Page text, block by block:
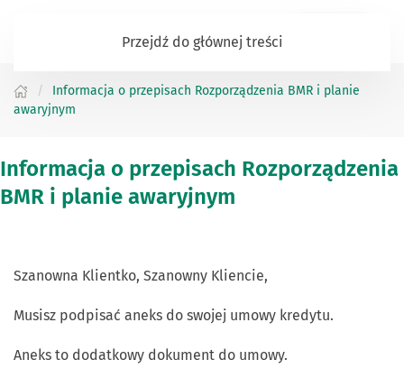
Przejdź do głównej treści
Informacja o przepisach Rozporządzenia BMR i planie
awaryjnym
Informacja o przepisach Rozporządzenia
BMR i planie awaryjnym
Szanowna Klientko, Szanowny Kliencie,
Musisz podpisać aneks do swojej umowy kredytu.
Aneks to dodatkowy dokument do umowy.